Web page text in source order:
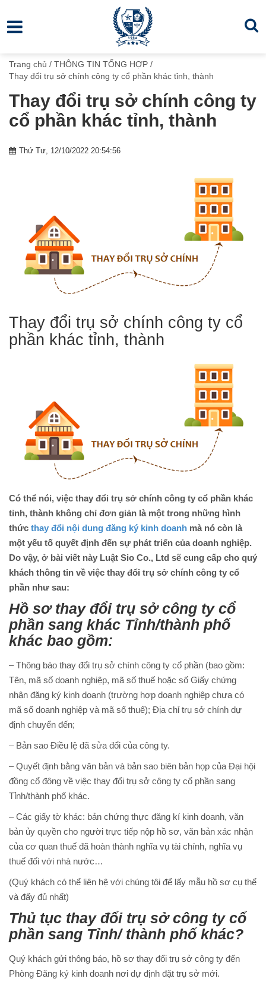
Trang chủ / THÔNG TIN TỔNG HỢP /
Thay đổi trụ sở chính công ty cổ phần khác tỉnh, thành
Thay đổi trụ sở chính công ty
cổ phần khác tỉnh, thành
Thứ Tư, 12/10/2022 20:54:56
Thay đổi trụ sở chính công ty cổ
phần khác tỉnh, thành
Có thể nói, việc thay đổi trụ sở chính công ty cổ phần khác
tỉnh, thành không chỉ đơn giản là một trong những hình
thức thay đổi nội dung đăng ký kinh doanh mà nó còn là
một yếu tố quyết định đến sự phát triển của doanh nghiệp.
Do vậy, ở bài viết này Luật Sio Co., Ltd sẽ cung cấp cho quý
khách thông tin về việc thay đổi trụ sở chính công ty cổ
phần như sau:
Hồ sơ thay đổi trụ sở công ty cổ
phần sang khác Tỉnh/thành phố
khác bao gồm:
– Thông báo thay đổi trụ sở chính công ty cổ phần (bao gồm:
Tên, mã số doanh nghiệp, mã số thuế hoặc số Giấy chứng
nhận đăng ký kinh doanh (trường hợp doanh nghiệp chưa có
mã số doanh nghiệp và mã số thuế); Địa chỉ trụ sở chính dự
định chuyển đến;
– Bản sao Điều lệ đã sửa đổi của công ty.
– Quyết định bằng văn bản và bản sao biên bản họp của Đại hội
đồng cổ đông về việc thay đổi trụ sở công ty cổ phần sang
Tỉnh/thành phố khác.
– Các giấy tờ khác: bản chứng thực đăng kí kinh doanh, văn
bản ủy quyền cho người trực tiếp nộp hồ sơ, văn bản xác nhận
của cơ quan thuế đã hoàn thành nghĩa vụ tài chính, nghĩa vụ
thuế đối với nhà nước…
(Quý khách có thể liên hệ với chúng tôi để lấy mẫu hồ sơ cụ thể
và đấy đủ nhất)
Thủ tục thay đổi trụ sở công ty cổ
phần sang Tỉnh/ thành phố khác?
Quý khách gửi thông báo, hồ sơ thay đổi trụ sở công ty đến
Phòng Đăng ký kinh doanh nơi dự định đặt trụ sở mới.